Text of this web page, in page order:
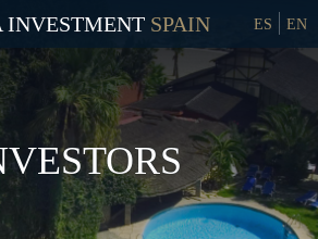
INVESTMENT ES EN